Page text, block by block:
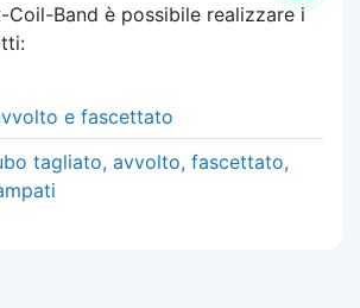
Coil-Band è possibile realizzare i
e fascettato
tagliato, avvolto, fascettato,